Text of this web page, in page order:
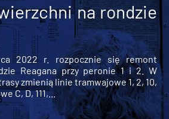
na rondzie
2022 r. rozpocznie się remont
Reagana przy peronie 1 i 2. W
zmienią linie tramwajowe 1, 2, 10,
C, D, 111,...